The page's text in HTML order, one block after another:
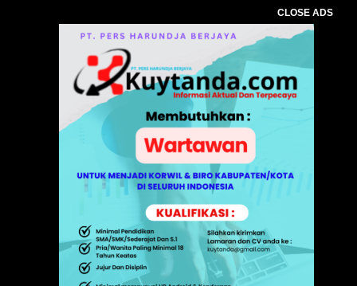
CLOSE ADS